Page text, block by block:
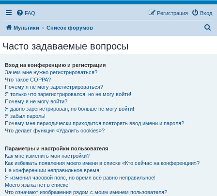
FAQ Вход
Регистрация
Мультики Список форумов
Часто задаваемые вопросы
Вход на конференцию и регистрация
Зачем мне нужно регистрироваться?
Что такое COPPA?
Почему я не могу зарегистрироваться?
Я только что зарегистрировался, но не могу войти!
Почему я не могу войти?
Я давно зарегистрирован, но больше не могу войти!
Я забыл пароль!
Почему мне периодически приходится повторять ввод имени и пароля?
Что делает функция «Удалить cookies»?
Параметры и настройки пользователя
Как мне изменить мои настройки?
Как избежать появления моего имени в списке «Кто сейчас на конференции»?
На конференции неправильное время!
Я изменил часовой пояс, но время всё равно неправильное!
Моего языка нет в списке!
Что означают изображения рядом с моим именем пользователя?